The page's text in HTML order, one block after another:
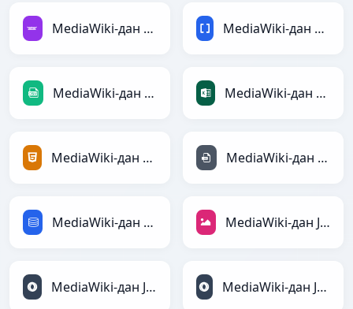
MediaWiki-дан Avro-ға MediaWiki-дан BBCode-ға
MediaWiki-дан CSV-ға MediaWiki-дан Excel-ға
MediaWiki-дан HTML-ға MediaWiki-дан INI-ға
MediaWiki-дан SQL-ға MediaWiki-дан JPEG-ға
MediaWiki-дан JSON-ға MediaWiki-дан JSONLines-ға